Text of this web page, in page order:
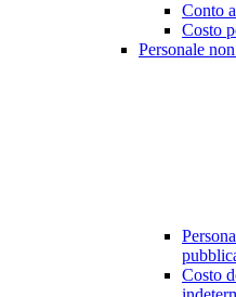
Conto
Costo
Personale
Costo